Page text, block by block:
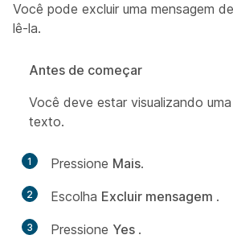
Você pode excluir uma mensagem
lê-la.
Antes de começar
Você deve estar visualizando
texto.
1 Pressione Mais.
2 Escolha Excluir mensagem .
3 Pressione Yes .